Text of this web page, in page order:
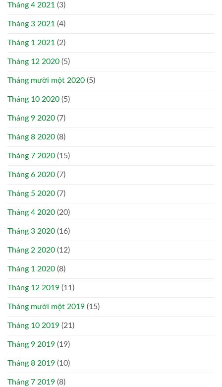
Tháng 4 2021 (3)
Tháng 3 2021 (4)
Tháng 1 2021 (2)
Tháng 12 2020 (5)
Tháng mười một 2020 (5)
Tháng 10 2020 (5)
Tháng 9 2020 (7)
Tháng 8 2020 (8)
Tháng 7 2020 (15)
Tháng 6 2020 (7)
Tháng 5 2020 (7)
Tháng 4 2020 (20)
Tháng 3 2020 (16)
Tháng 2 2020 (12)
Tháng 1 2020 (8)
Tháng 12 2019 (11)
Tháng mười một 2019 (15)
Tháng 10 2019 (21)
Tháng 9 2019 (19)
Tháng 8 2019 (10)
Tháng 7 2019 (8)